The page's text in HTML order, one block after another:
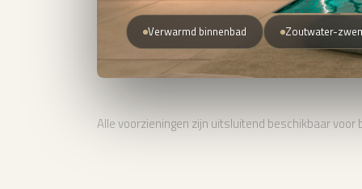
Verwarmd binnenbad Zoutwater-
Alle voorzieningen zijn uitsluitend beschikbaar voor